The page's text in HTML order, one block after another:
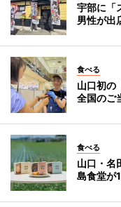
宇部に「
男性が出
食べる
山口初の
全国のご
食べる
山口・名
島食堂が